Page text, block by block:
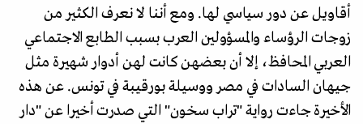
أقاويل عن دور سياسي لها. ومع أننا لا نعرف الكثير من
زوجات الرؤساء والمسؤولين العرب بسبب الطابع الاجتماعي
العربي المحافظ، إلا أن بعضهن كانت لهن أدوار شهيرة مثل
جيهان السادات في مصر ووسيلة بورقيبة في تونس. عن هذه
الأخيرة جاءت رواية "تراب سخون" التي صدرت أخيرا عن "دار